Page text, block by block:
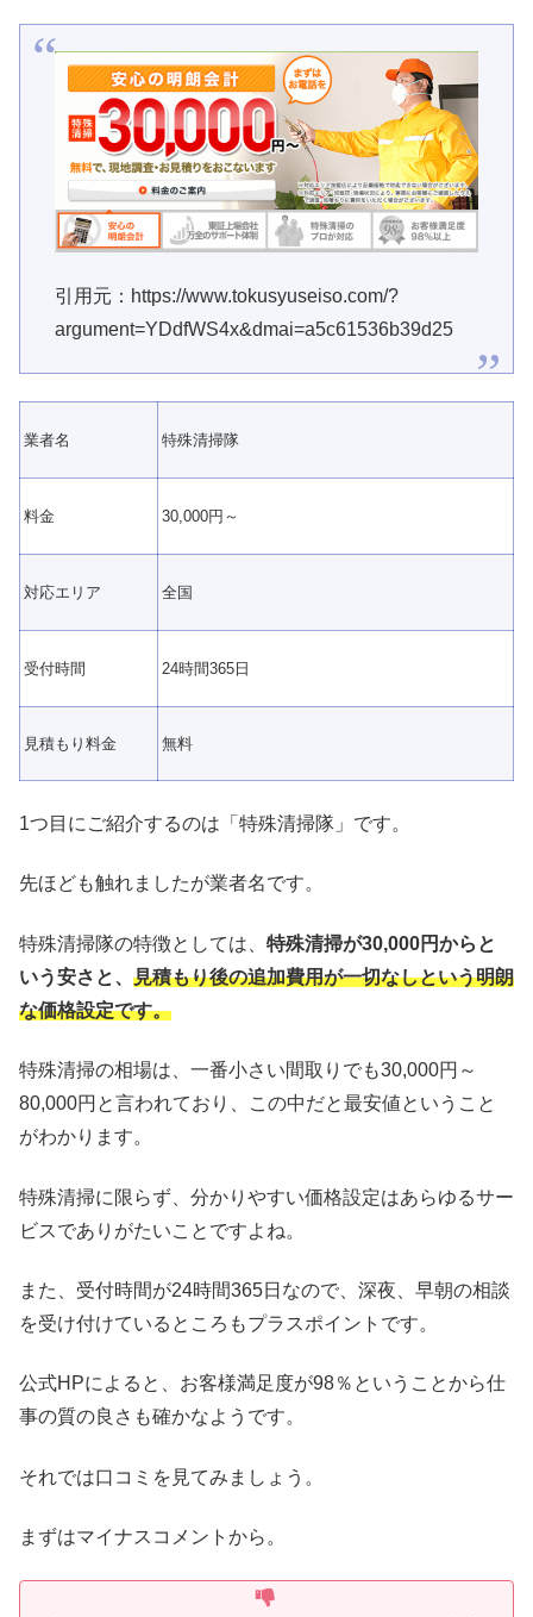
引用元：https://www.tokusyuseiso.com/?
argument=YDdfWS4x&dmai=a5c61536b39d25
業者名 特殊清掃隊
料金 30,000円～
対応エリア 全国
受付時間 24時間365日
見積もり料金 無料
1つ目にご紹介するのは「特殊清掃隊」です。
先ほども触れましたが業者名です。
特殊清掃隊の特徴としては、 特殊清掃が30,000円からと
いう安さと、 見積もり後の追加費用が一切なしという明朗
な価格設定です。
特殊清掃の相場は、一番小さい間取りでも30,000円～
80,000円と言われており、この中だと最安値ということ
がわかります。
特殊清掃に限らず、分かりやすい価格設定はあらゆるサー
ビスでありがたいことですよね。
また、受付時間が24時間365日なので、深夜、早朝の相談
を受け付けているところもプラスポイントです。
公式HPによると、お客様満足度が98％ということから仕
事の質の良さも確かなようです。
それでは口コミを見てみましょう。
まずはマイナスコメントから。